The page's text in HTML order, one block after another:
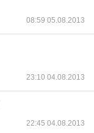
08:59 05.08.2013
23:10 04.08.2013
22:45 04.08.2013